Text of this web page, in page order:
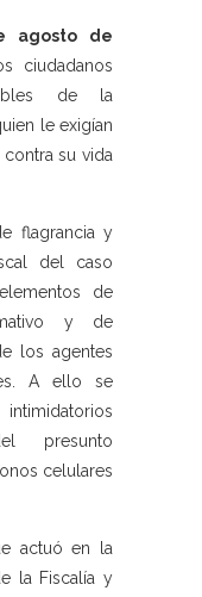
agosto de
ciudadanos
de la
le exigían
su vida
flagrancia y
del caso
de
y de
los agentes
A ello se
presunto
celulares
actuó en la
la Fiscalía y